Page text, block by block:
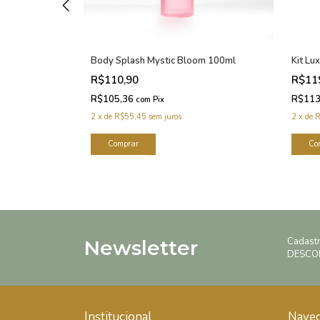
Body Splash Mystic Bloom 100ml
R$110,90
R$105,36 com Pix
2 x de R$55,45 sem juros
Kit
2 xde
Newsletter
Institucional